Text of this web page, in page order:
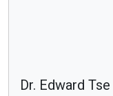
Dr. Edward